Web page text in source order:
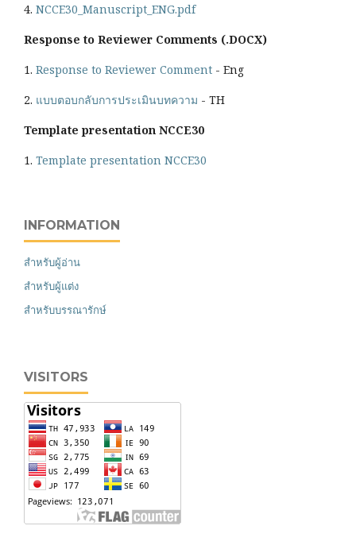
4. NCCE30_Manuscript_ENG.pdf
Response to Reviewer Comments (.DOCX)
1. Response to Reviewer Comment - Eng
2. แบบตอบกลับการประเมินบทความ - TH
Template presentation NCCE30
1. Template presentation NCCE30
INFORMATION
สำหรับผู้อ่าน
สำหรับผู้แต่ง
สำหรับบรรณารักษ์
VISITORS